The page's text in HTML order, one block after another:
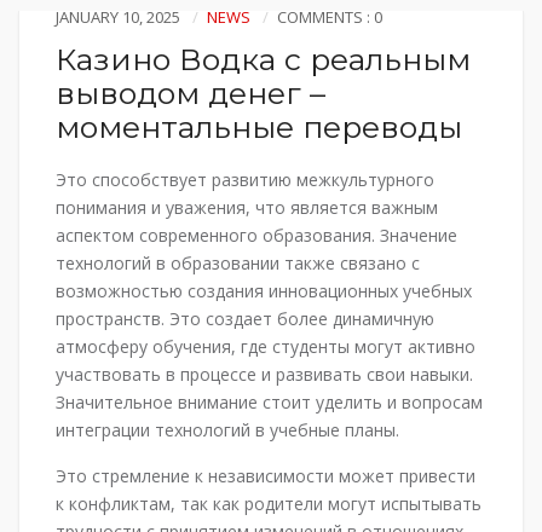
JANUARY 10, 2025 NEWS COMMENTS : 0
Казино Водка с реальным
выводом денег –
моментальные переводы
Это способствует развитию межкультурного
понимания и уважения, что является важным
аспектом современного образования. Значение
технологий в образовании также связано с
возможностью создания инновационных учебных
пространств. Это создает более динамичную
атмосферу обучения, где студенты могут активно
участвовать в процессе и развивать свои навыки.
Значительное внимание стоит уделить и вопросам
интеграции технологий в учебные планы.
Это стремление к независимости может привести
к конфликтам, так как родители могут испытывать